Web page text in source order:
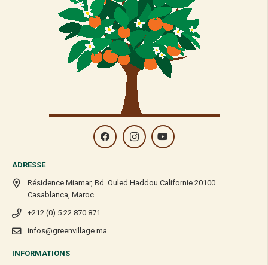
ADRESSE
Résidence Miamar, Bd. Ouled Haddou Californie 20100
Casablanca, Maroc
+212 (0) 5 22 870 871
infos@greenvillage.ma
INFORMATIONS